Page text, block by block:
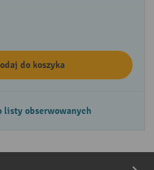
do koszyka
listy obserwowanych